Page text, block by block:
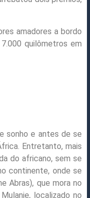
amadores a bordo
quilômetros em
sonho e antes de se
Entretanto, mais
do africano, sem se
continente, onde se
Abras), que mora no
localizado no